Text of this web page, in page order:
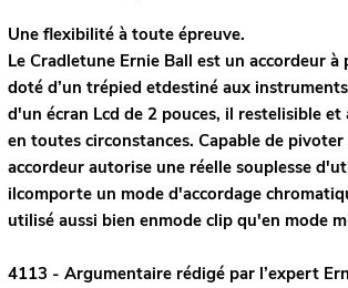
Une flexibilité à toute épreuve.
Le Cradletune Ernie Ball est un accordeur à
doté d’un trépied etdestiné aux
d'un écran Lcd de 2 pouces, il restelisible
en toutes circonstances. Capable de pivoter
accordeur autorise une réelle souplesse
ilcomporte un mode d'accordage
utilisé aussi bien enmode clip qu'en mode
4113 - Argumentaire rédigé par l’expert